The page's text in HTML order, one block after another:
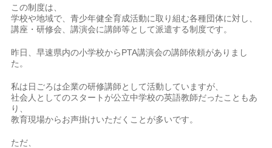
この制度は、
学校や地域で、青少年健全育成活動に取り組む各種団体に対し、
講座・研修会、講演会に講師等として派遣する制度です。
昨日、早速県内の小学校からPTA講演会の講師依頼がありまし
た。
私は日ごろは企業の研修講師として活動していますが、
社会人としてのスタートが公立中学校の英語教師だったこともあ
り、
教育現場からお声掛けいただくことが多いです。
ただ、